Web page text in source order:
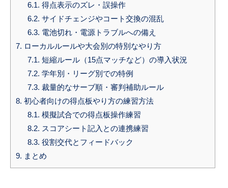
6.1. 得点表示のズレ・誤操作
6.2. サイドチェンジやコート交換の混乱
6.3. 電池切れ・電源トラブルへの備え
7. ローカルルールや大会別の特別なやり方
7.1. 短縮ルール（15点マッチなど）の導入状況
7.2. 学年別・リーグ別での特例
7.3. 裁量的なサーブ順・審判補助ルール
8. 初心者向けの得点板やり方の練習方法
8.1. 模擬試合での得点板操作練習
8.2. スコアシート記入との連携練習
8.3. 役割交代とフィードバック
9. まとめ